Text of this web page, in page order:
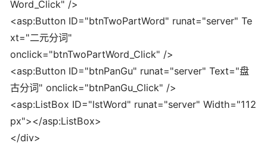
Word_Click" />
<asp:Button ID="btnTwoPartWord" runat="server" Te
xt="二元分词"
onclick="btnTwoPartWord_Click" />
<asp:Button ID="btnPanGu" runat="server" Text="盘
古分词" onclick="btnPanGu_Click" />
<asp:ListBox ID="lstWord" runat="server" Width="112
px"></asp:ListBox>
</div>